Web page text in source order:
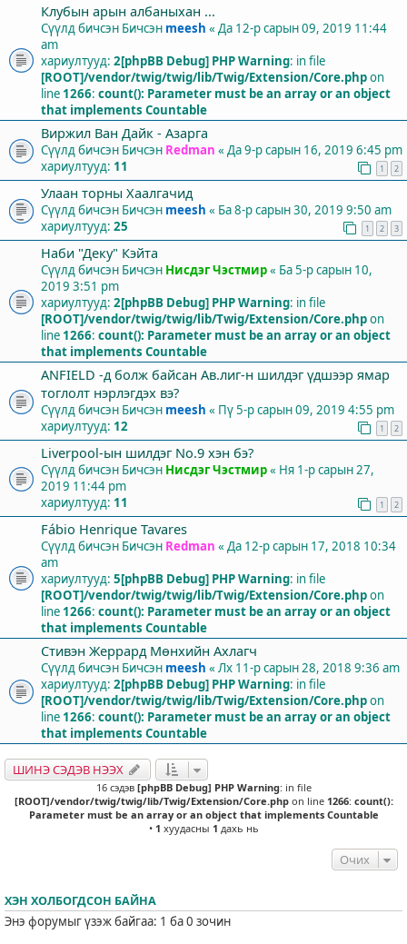
Клубын арын албаныхан ...
Сүүлд бичсэн Бичсэн meesh « Да 12-р сарын 09, 2019 11:44
am
хариултууд: 2[phpBB Debug] PHP Warning: in file
[ROOT]/vendor/twig/twig/lib/Twig/Extension/Core.phpon
line 1266: count(): Parameter must be an array or an object
that implements Countable
Виржил Ван Дайк - Азарга
Сүүлд бичсэн Бичсэн Redman « Да 9-р сарын 16, 2019 6:45 pm
хариултууд: 11 1 2
Улаан торны Хаалгачид
Сүүлд бичсэн Бичсэн meesh « Ба 8-р сарын 30, 2019 9:50 am
хариултууд: 25 1 2 3
Наби "Деку" Кэйта
Сүүлд бичсэн Бичсэн Нисдэг Чэстмир« Ба 5-р сарын 10,
2019 3:51 pm
хариултууд: 2[phpBB Debug] PHP Warning: in file
[ROOT]/vendor/twig/twig/lib/Twig/Extension/Core.phpon
line 1266: count(): Parameter must be an array or an object
that implements Countable
ANFIELD -д болж байсан Ав.лиг-н шилдэг үдшээр ямар
тоглолт нэрлэгдэх вэ?
Сүүлд бичсэн Бичсэн meesh « Пү 5-р сарын 09, 2019 4:55 pm
хариултууд: 12 1 2
Liverpool-ын шилдэг No.9 хэн бэ?
Сүүлд бичсэн Бичсэн Нисдэг Чэстмир« Ня 1-р сарын 27,
2019 11:44 pm
хариултууд: 11 1 2
Fábio Henrique Tavares
Сүүлд бичсэн Бичсэн Redman « Да 12-р сарын 17, 2018 10:34
am
хариултууд: 5[phpBB Debug] PHP Warning: in file
[ROOT]/vendor/twig/twig/lib/Twig/Extension/Core.phpon
line 1266: count(): Parameter must be an array or an object
that implements Countable
Стивэн Жеррард Мөнхийн Ахлагч
Сүүлд бичсэн Бичсэн meesh « Лх 11-р сарын 28, 2018 9:36 am
хариултууд: 2[phpBB Debug] PHP Warning: in file
[ROOT]/vendor/twig/twig/lib/Twig/Extension/Core.phpon
line 1266: count(): Parameter must be an array or an object
that implements Countable
ШИНЭ СЭДЭВ НЭЭХ
16 сэдэв [phpBB Debug] PHP Warning: in file
[ROOT]/vendor/twig/twig/lib/Twig/Extension/Core.phpon line 1266: count():
Parameter must be an array or an object that implements Countable
• 1 хуудасны 1 дахь нь
Очих
ХЭН ХОЛБОГДСОН БАЙНА
Энэ форумыг үзэж байгаа: 1 ба 0 зочин